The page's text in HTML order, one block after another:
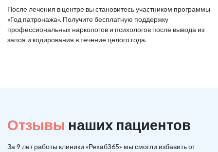
После лечения в центре вы становитесь участником программы
«Год патронажа». Получите бесплатную поддержку
профессиональных наркологов и психологов после вывода из
запоя и кодирования в течение целого года.
Отзывы наших пациентов
За 9 лет работы клиники «Рехаб365» мы смогли избавить от